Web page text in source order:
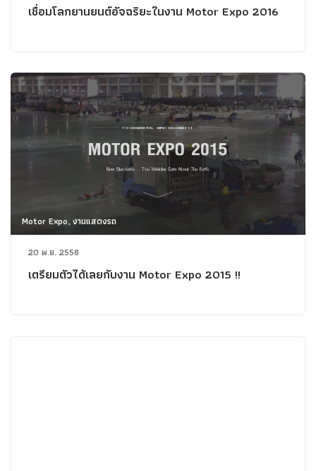
เชื่อมโลกยานยนต์อัจฉริยะในงาน Motor Expo 2016
Motor Expo, งานแสดงรถ
20 พ.ย. 2558
เตรียมตัวได้เลยกับงาน Motor Expo 2015 !!